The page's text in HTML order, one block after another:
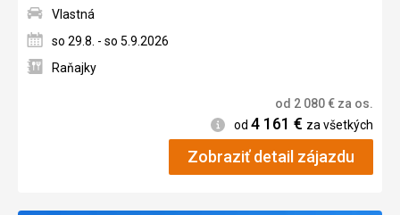
Vlastná
so 29.8. - so 5.9.2026
Raňajky
od 2 080€ za os.
Informácie
od 4 161 € za všetkých
Zobraziť detail zájazdu